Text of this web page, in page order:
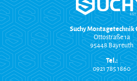
Suchy Montagetechnik
Ottostraße 1a
95448 Bayreuth
Tel.:
0921 785 1860